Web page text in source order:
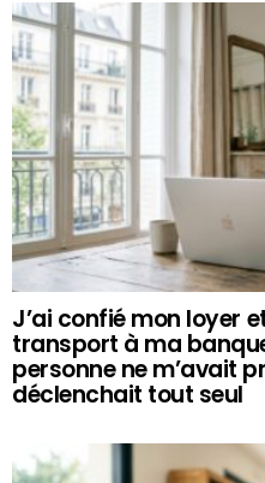
J’ai confié mon loyer
transport à ma
personne ne m’avait
déclenchait tout seul